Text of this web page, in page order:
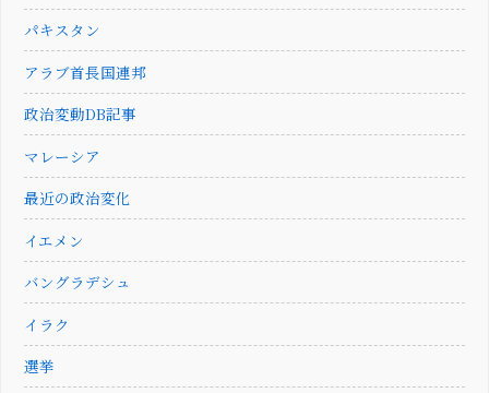
パキスタン
アラブ首長国連邦
政治変動DB記事
マレーシア
最近の政治変化
イエメン
バングラデシュ
イラク
選挙